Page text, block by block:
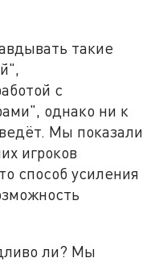
такие
с
однако ни к
Мы показали
игроков
способ усиления
ли? Мы